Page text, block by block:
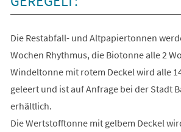
Die Restabfall- und Altpapiertonnen
Wochen Rhythmus, die Biotonne alle 2
Windeltonne mit rotem Deckel wird alle
geleert und ist auf Anfrage bei der Stadt
erhältlich.
Die Wertstofftonne mit gelbem Deckel